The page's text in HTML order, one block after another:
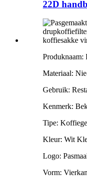
22D
Materiaal:
Gebruik:
Kenmerk:
Tipe:
Kleur: Wit
Logo:
Vorm: